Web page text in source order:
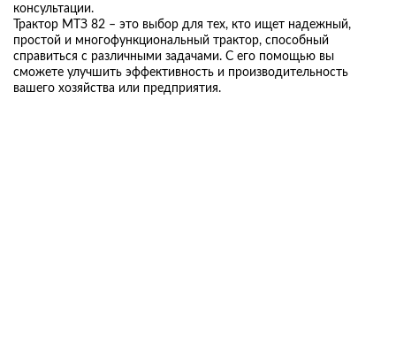
консультации.
Трактор МТЗ 82 – это выбор для тех, кто ищет надежный,
простой и многофункциональный трактор, способный
справиться с различными задачами. С его помощью вы
сможете улучшить эффективность и производительность
вашего хозяйства или предприятия.